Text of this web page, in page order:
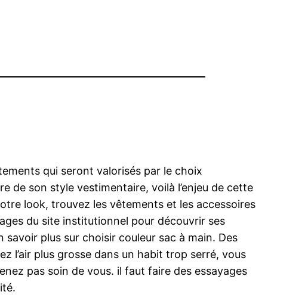
qui seront valorisés par le choix
de son style vestimentaire, voilà l’enjeu de cette
look, trouvez les vêtements et les accessoires
du site institutionnel pour découvrir ses
plus sur choisir couleur sac à main. Des
l’air plus grosse dans un habit trop serré, vous
pas soin de vous. il faut faire des essayages